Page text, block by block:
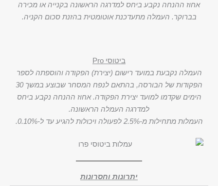
אחוז ההנחה נקבע ביחס למדרגה הראשונה בקנייה או מכירה
בברוקר. העמלה מתעדכנת אוטומטית בהזנת סכום הקניה.
ביטוסי Pro
העמלה נקבעת במועד רישום (יצירת) הפקודה והוספתה לספר
הפקודות של הבורסה, בהתאם לנפח המסחר שבוצע במשך 30
הימים שקדמו למועד יצירת הפקודה. אחוז ההנחה נקבע ביחס
למדרגה העמלה הראשונה.
העמלות מתחילות מ-2.5% לפעולה ויכולות להגיע עד ל-0.10%.
יתרונות וחסרונות